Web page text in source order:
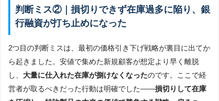
判断ミス②｜損切りできず在庫過多に陥り、銀
行融資が打ち止めになった
2つ目の判断ミスは、最初の価格引き下げ戦略が裏目に出てか
ら起きました。安値で集めた新規顧客が想定より早く離脱
し、 大量に仕入れた在庫が捌けなくなったのです。ここで経
営者が取るべきだった行動は明確でした――損切りして在庫